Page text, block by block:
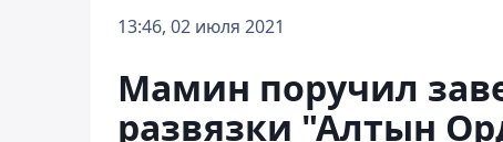
13:46, 02 июля 2021
Мамин поручил
развязки "Алтын